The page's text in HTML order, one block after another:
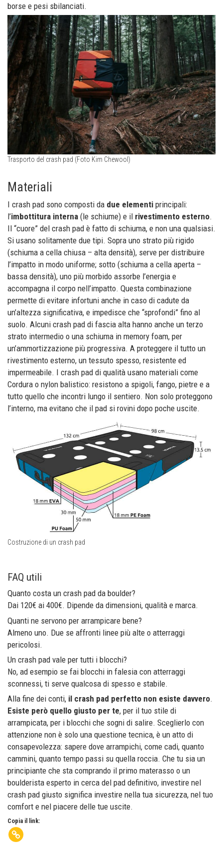
borse e pesi sbilanciati.
Trasporto del crash pad (Foto Kim Chewool)
Materiali
I crash pad sono composti da due elementi principali:
l’imbottitura interna (le schiume) e il rivestimento esterno.
Il “cuore” del crash pad è fatto di schiuma, e non una qualsiasi.
Si usano solitamente due tipi. Sopra uno strato più rigido
(schiuma a cella chiusa – alta densità), serve per distribuire
l’impatto in modo uniforme; sotto (schiuma a cella aperta –
bassa densità), uno più morbido assorbe l’energia e
accompagna il corpo nell’impatto. Questa combinazione
permette di evitare infortuni anche in caso di cadute da
un’altezza significativa, e impedisce che “sprofondi” fino al
suolo. Alcuni crash pad di fascia alta hanno anche un terzo
strato intermedio o una schiuma in memory foam, per
un’ammortizzazione più progressiva. A proteggere il tutto un
rivestimento esterno, un tessuto spesso, resistente ed
impermeabile. I crash pad di qualità usano materiali come
Cordura o nylon balistico: resistono a spigoli, fango, pietre e a
tutto quello che incontri lungo il sentiero. Non solo proteggono
l’interno, ma evitano che il pad si rovini dopo poche uscite.
Costruzione di un crash pad
FAQ utili
Quanto costa un crash pad da boulder?
Dai 120€ ai 400€. Dipende da dimensioni, qualità e marca.
Quanti ne servono per arrampicare bene?
Almeno uno. Due se affronti linee più alte o atterraggi
pericolosi.
Un crash pad vale per tutti i blocchi?
No, ad esempio se fai blocchi in falesia con atterraggi
sconnessi, ti serve qualcosa di spesso e stabile.
Alla fine dei conti, il crash pad perfetto non esiste davvero.
Esiste però quello giusto per te, per il tuo stile di
arrampicata, per i blocchi che sogni di salire. Sceglierlo con
attenzione non è solo una questione tecnica, è un atto di
consapevolezza: sapere dove arrampichi, come cadi, quanto
cammini, quanto tempo passi su quella roccia. Che tu sia un
principiante che sta comprando il primo materasso o un
boulderista esperto in cerca del pad definitivo, investire nel
crash pad giusto significa investire nella tua sicurezza, nel tuo
comfort e nel piacere delle tue uscite.
Copia il link: